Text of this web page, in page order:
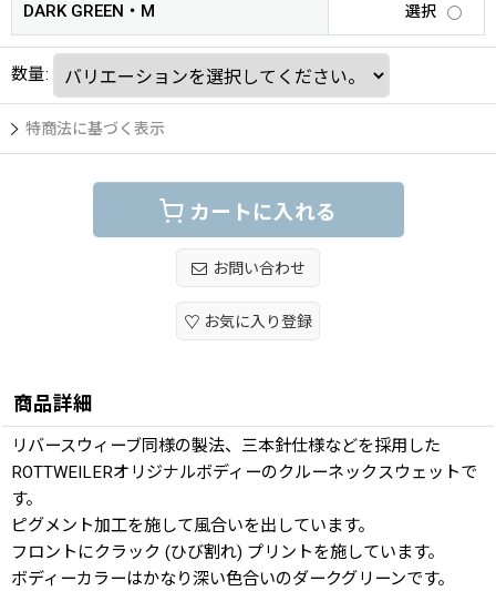
DARK GREEN・M 選択
数量:
特商法に基づく表示
カートに入れる
お問い合わせ
お気に入り登録
商品詳細
リバースウィーブ同様の製法、三本針仕様などを採用した
ROTTWEILERオリジナルボディーのクルーネックスウェットで
す。
ピグメント加工を施して風合いを出しています。
フロントにクラック (ひび割れ) プリントを施しています。
ボディーカラーはかなり深い色合いのダークグリーンです。